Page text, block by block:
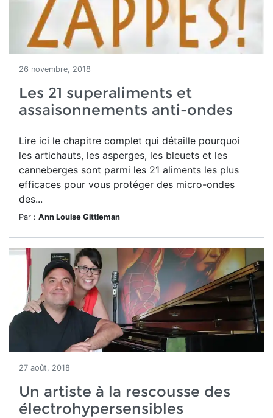
26 novembre, 2018
Les 21 superaliments et
assaisonnements anti-ondes
Lire ici le chapitre complet qui détaille pourquoi
les artichauts, les asperges, les bleuets et les
canneberges sont parmi les 21 aliments les plus
efficaces pour vous protéger des micro-ondes
des...
Par : Ann Louise Gittleman
27 août, 2018
Un artiste à la rescousse des
électrohypersensibles